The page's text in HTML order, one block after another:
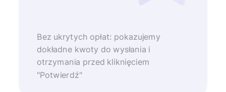
Bez ukrytych opłat: pokazujemy
dokładne kwoty do wysłania i
otrzymania przed kliknięciem
"Potwierdź"